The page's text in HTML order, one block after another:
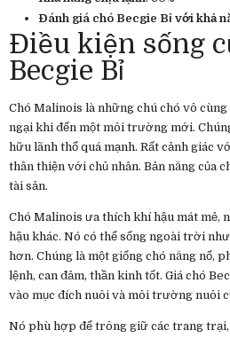
Đánh giá chó Becgie Bỉ với khả
Điều kiện sống
Becgie Bỉ
Chó Malinois là những chú chó vô
ngại khi đến một môi trường mới.
hữu lãnh thổ quá mạnh. Rất cảnh giác
thân thiện với chủ nhân. Bản năng của
tài sản.
Chó Malinois ưa thích khí hậu mát mẻ,
hậu khác. Nó có thể sống ngoài trời
hơn. Chúng là một giống chó năng nổ,
lệnh, can đảm, thần kinh tốt. Giá chó
vào mục đích nuôi và môi trường nuôi
Nó phù hợp để trông giữ các trang